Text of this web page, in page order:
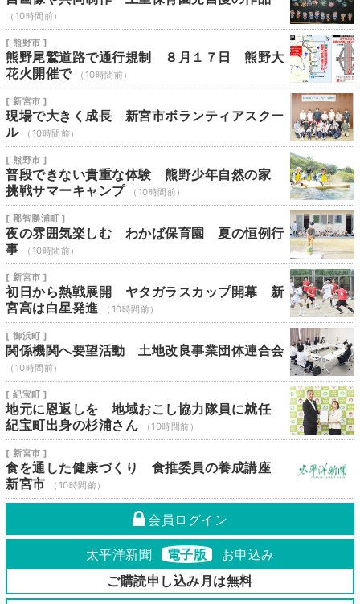
（10時間前）
[ 熊野市 ]
熊野尾鷲道路で通行規制 ８月１７日 熊野大
花火開催で
（10時間前）
[ 新宮市 ]
現場で大きく成長 新宮市ボランティアスクー
ル
（10時間前）
[ 熊野市 ]
普段できない貴重な体験 熊野少年自然の家
挑戦サマーキャンプ
（10時間前）
[ 那智勝浦町 ]
夜の雰囲気楽しむ わかば保育園 夏の恒例行
事
（10時間前）
[ 新宮市 ]
初日から熱戦展開 ヤタガラスカップ開幕 新
宮高は白星発進
（10時間前）
[ 御浜町 ]
関係機関へ要望活動 土地改良事業団体連合会
（10時間前）
[ 紀宝町 ]
地元に恩返しを 地域おこし協力隊員に就任
紀宝町出身の杉浦さん
（10時間前）
[ 新宮市 ]
食を通した健康づくり 食推委員の養成講座
新宮市
（10時間前）
会員ログイン
太平洋新聞 電子版
お申込み
ご購読申し込み月は無料